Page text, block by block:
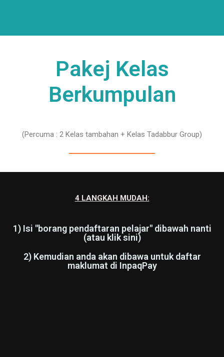
Pakej Kelas
Berkumpulan
(Percuma : 2 Kelas tambahan + Kelas Tadabbur Group)
4 LANGKAH MUDAH:
1) Isi "borang pendaftaran pelajar" dibawah nanti
(atau klik sini)
2) Kemudian anda akan dibawa untuk daftar
maklumat di InpaqPay